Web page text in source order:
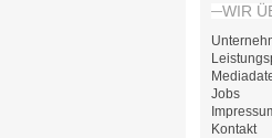
WIR
Jobs
Kontakt